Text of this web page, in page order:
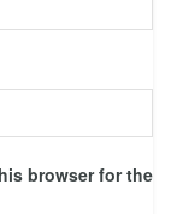
browser for the